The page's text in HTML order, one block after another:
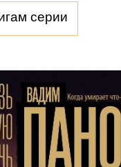
серии